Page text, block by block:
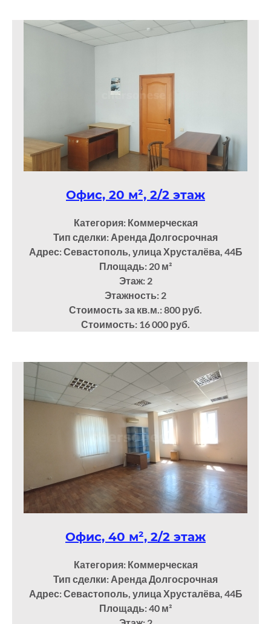
Офис, 20 м², 2/2 этаж
Категория: Коммерческая
Тип сделки: Аренда Долгосрочная
Адрес: Севастополь, улица Хрусталёва, 44Б
Площадь: 20 м²
Этаж: 2
Этажность: 2
Стоимость за кв.м.: 800 руб.
Стоимость: 16 000 руб.
Офис, 40 м², 2/2 этаж
Категория: Коммерческая
Тип сделки: Аренда Долгосрочная
Адрес: Севастополь, улица Хрусталёва, 44Б
Площадь: 40 м²